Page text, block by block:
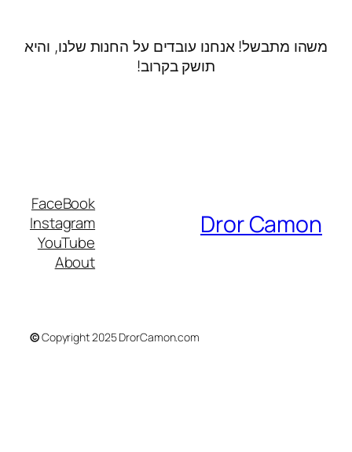
משהו מתבשל! אנחנו עובדים על החנות שלנו, והיא
תושק בקרוב!
Dror Camon
FaceBook
Instagram
YouTube
About
Copyright 2025 DrorCamon.com
©